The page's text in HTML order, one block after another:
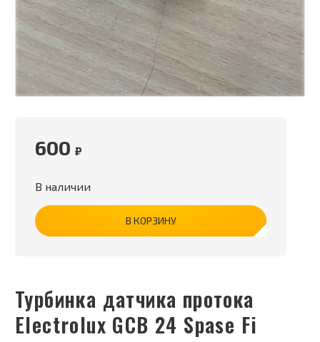
Турбинка датчика протока
Electrolux GCB 24 Spase Fi
600 ₽
В наличии
В КОРЗИНУ